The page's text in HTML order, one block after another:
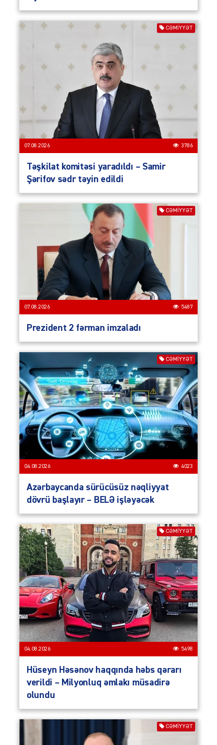
CƏMIYYƏT
07.08.2026 3786
Təşkilat komitəsi yaradıldı – Samir
Şərifov sədr təyin edildi
CƏMIYYƏT
07.08.2026 5487
Prezident 2 fərman imzaladı
CƏMIYYƏT
04.08.2026 4023
Azərbaycanda sürücüsüz nəqliyyat
dövrü başlayır – BELƏ işləyəcək
CƏMIYYƏT
04.08.2026 5498
Hüseyn Həsənov haqqında həbs qərarı
verildi – Milyonluq əmlakı müsadirə
olundu
CƏMIYYƏT